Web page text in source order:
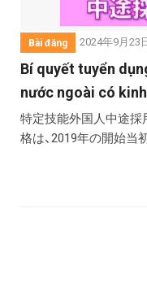
Bài đăng 2024年9月23
Bí quyết tuyển
nước ngoài có
特定技能外国人中途採
格は、2019年の開始当